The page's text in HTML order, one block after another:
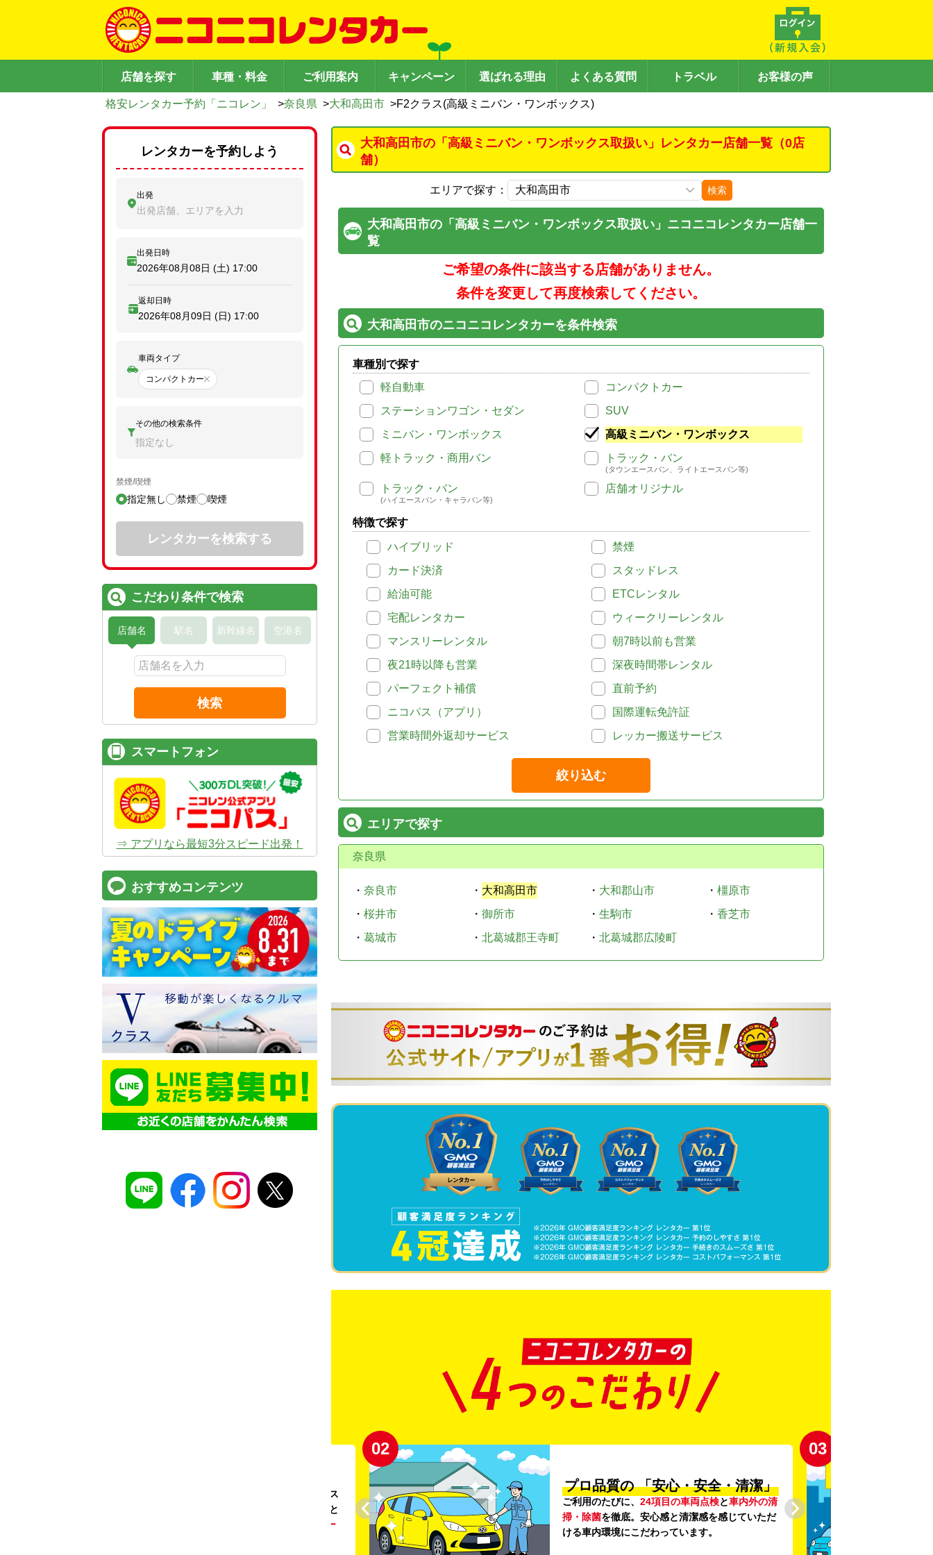
店舗を探す 車種・料金 ご利用案内 キャンペーン 選ばれる理由 よくある質問 トラベル お客様の声
格安レンタカー予約「ニコレン」 >奈良県 >大和高田市 >F2クラス(高級ミニバン・ワンボックス)
大和高田市の「高級ミニバン・ワンボックス取扱い」レンタカー店舗一覧（0店
舗）
エリアで探す： 検索
大和高田市の「高級ミニバン・ワンボックス取扱い」ニコニコレンタカー店舗一
覧
ご希望の条件に該当する店舗がありません。
条件を変更して再度検索してください。
大和高田市のニコニコレンタカーを条件検索
車種別で探す
軽自動車
コンパクトカー
ステーションワゴン・セダン
SUV
ミニバン・ワンボックス
高級ミニバン・ワンボックス
軽トラック・商用バン
トラック・バン
(タウンエースバン、ライトエースバン等)
トラック・バン
(ハイエースバン・キャラバン等)
店舗オリジナル
特徴で探す
ハイブリッド
禁煙
カード決済
スタッドレス
給油可能
ETCレンタル
宅配レンタカー
ウィークリーレンタル
マンスリーレンタル
朝7時以前も営業
夜21時以降も営業
深夜時間帯レンタル
パーフェクト補償
直前予約
ニコパス（アプリ）
国際運転免許証
営業時間外返却サービス
レッカー搬送サービス
絞り込む
エリアで探す
奈良県
・ 奈良市 ・ 大和高田市 ・ 大和郡山市 ・ 橿原市
・ 桜井市 ・ 御所市 ・ 生駒市 ・ 香芝市
・ 葛城市 ・ 北葛城郡王寺町 ・ 北葛城郡広陵町
。ガソリンス
タンドや整備工場の既存インフラを活用すること
リー
02
プロ品質の 「安心・安全・清潔」
ご利用のたびに、 24項目の車両点検と車内外の清
掃・除菌を徹底。安心感と清潔感を感じていただ
ける車内環境にこだわっています。
03
レンタカーを予約しよう
出発
出発店舗、エリアを入力
出発日時
2026年08月08日 (土) 17:00
返却日時
2026年08月09日 (日) 17:00
車両タイプ
コンパクトカー
その他の検索条件
指定なし
禁煙/喫煙
指定無し 禁煙 喫煙
レンタカーを検索する
こだわり条件で検索
店舗名 駅名 新幹線名 空港名
検索
スマートフォン
⇒ アプリなら最短3分スピード出発！
おすすめコンテンツ